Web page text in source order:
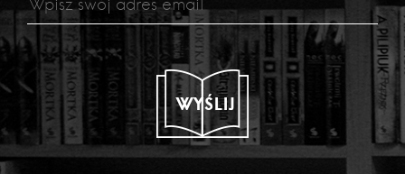
WYŚLIJ